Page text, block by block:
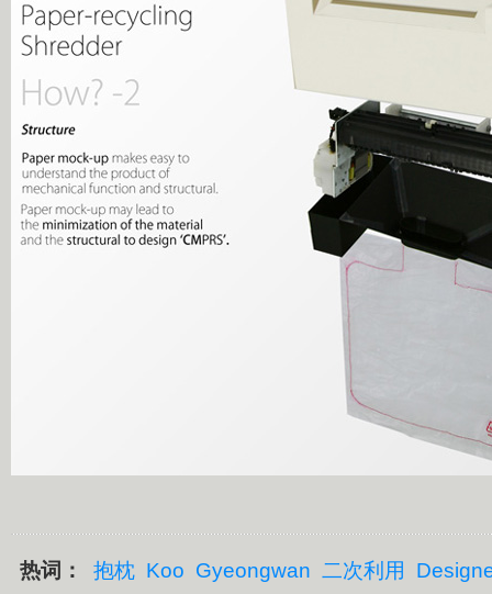
热词： 抱枕 Koo Gyeongwan 二次利用